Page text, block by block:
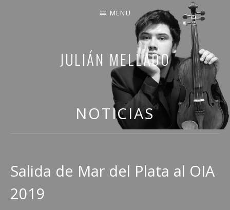
JULIÁN MELLADO
COMPARTO PARTE DE MI VIDA
MENU
NOTICIAS
Salida de Mar del Plata al OIA
2019